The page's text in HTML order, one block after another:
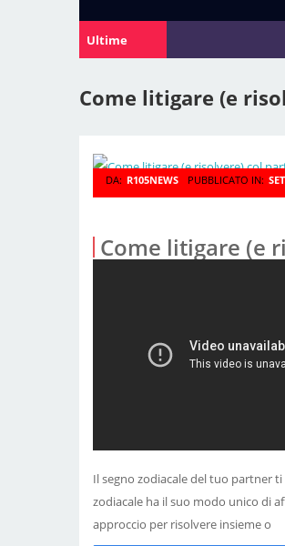
Ultime
Come litigare (e
DA: R105NEWS PUBBLICATO IN:
Come litigare (e
Il segno zodiacale del tuo partner
zodiacale ha il suo modo unico di
approccio per risolvere insieme o